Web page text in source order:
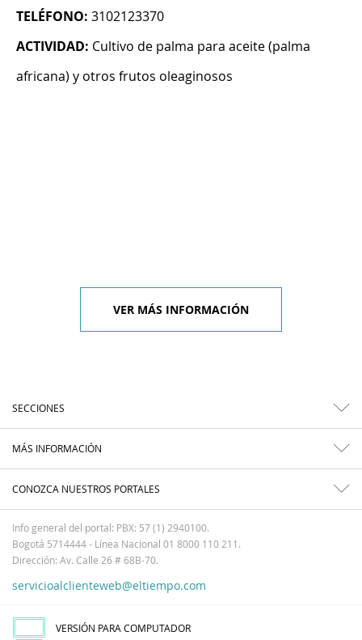
TELÉFONO: 3102123370
ACTIVIDAD: Cultivo de palma para aceite (palma
africana) y otros frutos oleaginosos
VER MÁS INFORMACIÓN
SECCIONES
MÁS INFORMACIÓN
CONOZCA NUESTROS PORTALES
Info general del portal: PBX: 57 (1) 2940100.
Bogotá 5714444 - Línea Nacional 01 8000 110 211.
Dirección: Av. Calle 26 # 68B-70.
servicioalclienteweb@eltiempo.com
VERSIÓN PARA COMPUTADOR